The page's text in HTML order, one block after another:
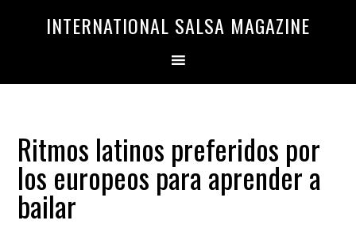
INTERNATIONAL SALSA MAGAZINE
Ritmos latinos preferidos por
los europeos para aprender a
bailar